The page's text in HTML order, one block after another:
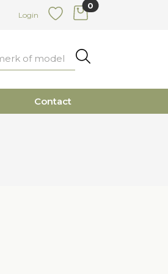
Login
0
items in cart
Contact